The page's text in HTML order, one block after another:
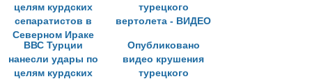
ВВС Турции
нанесли удары по
целям курдских
Опубликовано
видео крушения
турецкого